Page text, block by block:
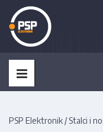
PSP Elektronik / Stalci i